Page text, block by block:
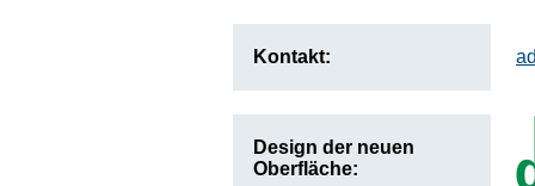
Kontakt:
Design der neuen
Oberfläche: